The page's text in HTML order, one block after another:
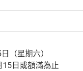
（星期六）
15日或額滿為止